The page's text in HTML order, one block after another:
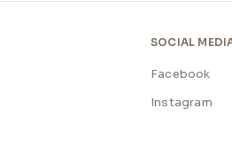
SOCIAL
Facebook
Instagram